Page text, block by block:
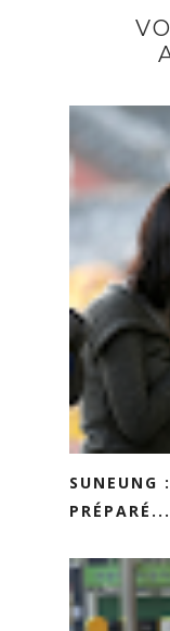
SUNEUNG
PRÉPARÉ...